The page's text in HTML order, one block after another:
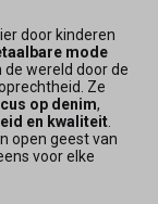
door kinderen
mode
wereld door de
Ze
op denim,
en kwaliteit
open geest van
voor elke